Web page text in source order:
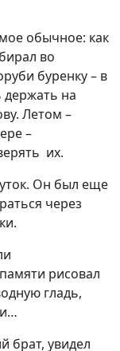
обычное: как
л во
буренку– в
держать на
Летом –
–
ть их.
Он был еще
через
рисовал
гладь,
…
брат, увидел